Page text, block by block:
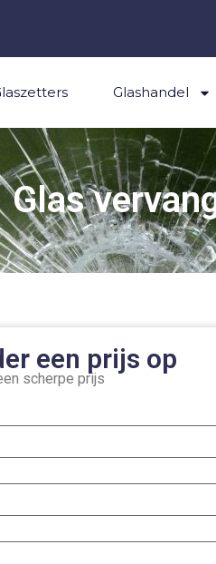
Glashandel
Glas
een prijs op
scherpe prijs